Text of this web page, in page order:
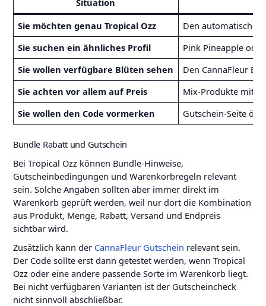
Situation
Sie möchten genau Tropical Ozz
Den
Sie suchen ein ähnliches Profil
Pink Pineapple
Sie wollen verfügbare Blüten sehen
Den CannaFleur
Sie achten vor allem auf Preis
Mix-Produkte mit
Sie wollen den Code vormerken
Gutschein-Seite
Bundle Rabatt und Gutschein
Bei Tropical Ozz können Bundle-Hinweise,
Gutscheinbedingungen und Warenkorbregeln relevant
sein. Solche Angaben sollten aber immer direkt im
Warenkorb geprüft werden, weil nur dort die Kombination
aus Produkt, Menge, Rabatt, Versand und Endpreis
sichtbar wird.
Zusätzlich kann der CannaFleur Gutschein relevant sein.
Der Code sollte erst dann getestet werden, wenn Tropical
Ozz oder eine andere passende Sorte im Warenkorb liegt.
Bei nicht verfügbaren Varianten ist der Gutscheincheck
nicht sinnvoll abschließbar.